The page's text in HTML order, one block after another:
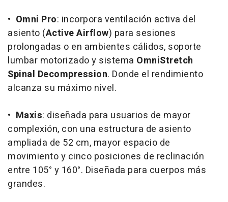
• Omni Pro: incorpora ventilación activa del
asiento (Active Airflow) para sesiones
prolongadas o en ambientes cálidos, soporte
lumbar motorizado y sistema OmniStretch
Spinal Decompression. Donde el rendimiento
alcanza su máximo nivel.
• Maxis: diseñada para usuarios de mayor
complexión, con una estructura de asiento
ampliada de 52 cm, mayor espacio de
movimiento y cinco posiciones de reclinación
entre 105° y 160°. Diseñada para cuerpos más
grandes.